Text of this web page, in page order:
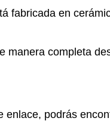
fabricada en
manera completa
enlace, podrás